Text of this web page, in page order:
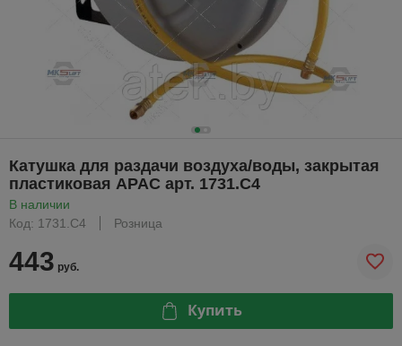
Катушка для раздачи воздуха/воды, закрытая
пластиковая APAC арт. 1731.C4
В наличии
Код: 1731.C4
Розница
443 руб.
Купить